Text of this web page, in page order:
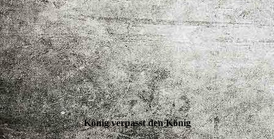
König verpasst den König